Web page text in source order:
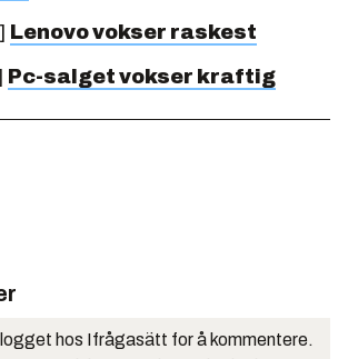
Lenovo vokser raskest
Pc-salget vokser kraftig
hos Ifrågasätt for å kommentere.